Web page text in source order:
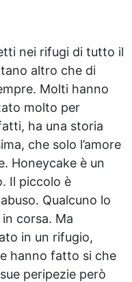
nei rifugi di tutto il
altro che di
Molti hanno
molto per
ha una storia
che solo l’amore
Honeycake è un
Il piccolo è
Qualcuno lo
corsa. Ma
in un rifugio,
hanno fatto si che
peripezie però